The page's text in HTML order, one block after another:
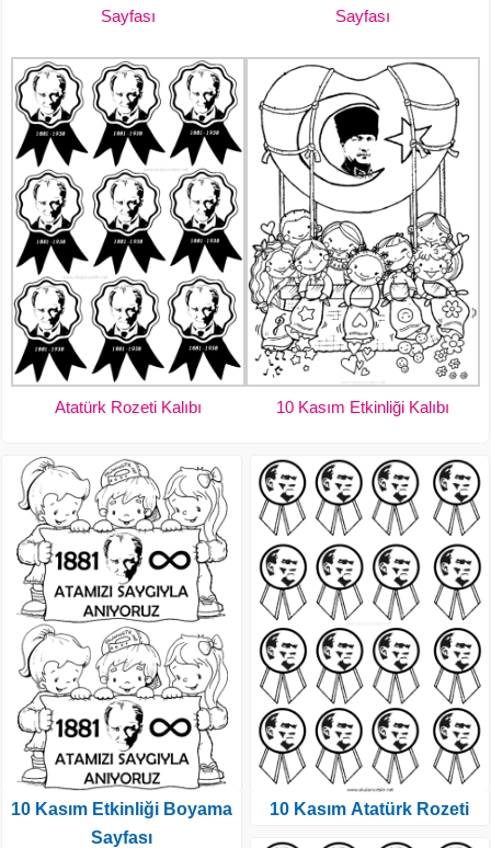
Sayfası Sayfası
Atatürk Rozeti Kalıbı 10 Kasım Etkinliği Kalıbı
10 Kasım Etkinliği Boyama
Sayfası
10 Kasım Atatürk Rozeti